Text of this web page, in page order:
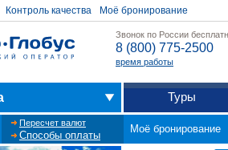
Контроль качества Моё бронирование
Звонок по России
8 (800) 775-2500
время работы
Туры
Пересчет валют
Способы оплаты
Моё бронирование